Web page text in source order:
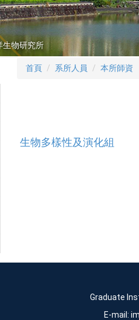
生物研究所
首頁 系所人員 本所師資
生物多樣性及演化組
Graduate
E-mail: